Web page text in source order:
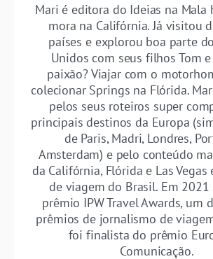
Mari é editora do Ideias na Mala
mora na Califórnia. Já visitou
países e explorou boa parte
Unidos com seus filhos Tom e
paixão? Viajar com o
colecionar Springs na Flórida.
pelos seus roteiros super
principais destinos da Europa
de Paris, Madri, Londres,
Amsterdam) e pelo conteúdo
da Califórnia, Flórida e Las Vegas
de viagem do Brasil. Em 2021
prêmio IPW Travel Awards, um
prêmios de jornalismo de
foi finalista do prêmio
Comunicação.